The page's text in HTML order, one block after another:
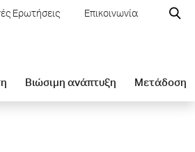
Ερωτήσεις Επικοινωνία
Βιώσιμη ανάπτυξη Μετάδοση